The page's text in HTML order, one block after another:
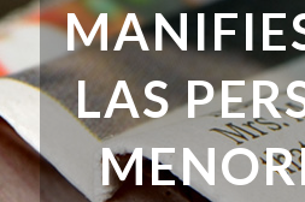
LAS